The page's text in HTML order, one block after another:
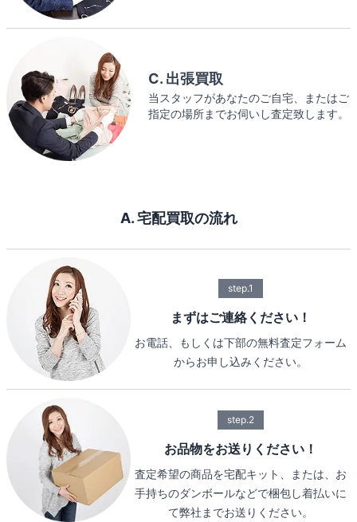
C. 出張買取
当スタッフがあなたのご自宅、またはご
指定の場所までお伺いし査定致します。
A. 宅配買取の流れ
step.1
まずはご連絡ください！
お電話、もしくは下部の無料査定フォーム
からお申し込みください。
step.2
お品物をお送りください！
査定希望の商品を宅配キット、または、お
手持ちのダンボールなどで梱包し着払いに
て弊社までお送りください。